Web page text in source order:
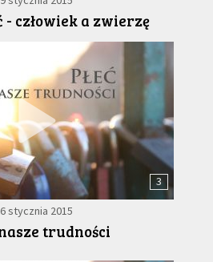
- człowiek a zwierzę
3
stycznia 2015
nasze trudności